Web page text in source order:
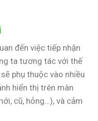
đến việc tiếp nhận
ta tương tác với thế
phụ thuộc vào nhiều
hiển thị trên màn
cũ, hỏng…), và cảm